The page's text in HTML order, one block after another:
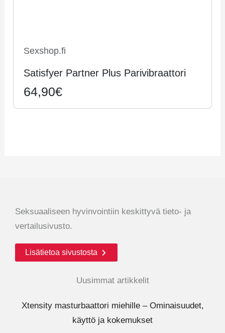
Sexshop.fi
Satisfyer Partner Plus Parivibraattori
64,90€
Seksuaaliseen hyvinvointiin keskittyvä tieto- ja
vertailusivusto.
Lisätietoa sivustosta
Uusimmat artikkelit
Xtensity masturbaattori miehille – Ominaisuudet,
käyttö ja kokemukset